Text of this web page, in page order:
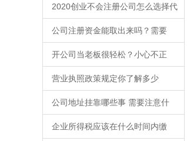
2020创业不会注册公司怎么选择代
公司注册资金能取出来吗？需要
开公司当老板很轻松？小心不正
营业执照政策规定你了解多少
公司地址挂靠哪些事 需要注意什
企业所得税应该在什么时间内缴